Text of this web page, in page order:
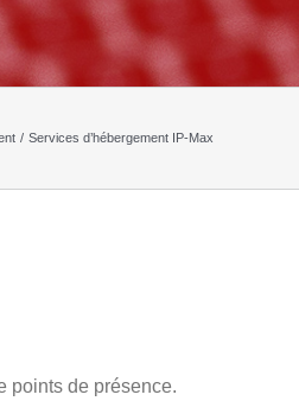
Services d’hébergement IP-Max
points de présence.